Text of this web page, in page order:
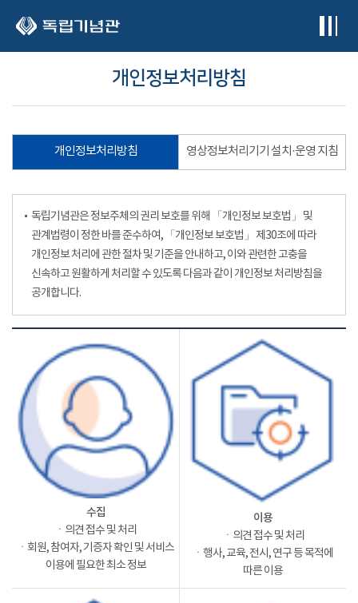
개인정보처리방침
개인정보처리방침 영상정보처리기기 설치·운영 지침
독립기념관은 정보주체의 권리 보호를 위해 「개인정보 보호법」 및
관계법령이 정한 바를 준수하여, 「개인정보 보호법」 제30조에 따라
개인정보 처리에 관한 절차 및 기준을 안내하고, 이와 관련한 고충을
신속하고 원활하게 처리할 수 있도록 다음과 같이 개인정보 처리방침을
공개합니다.
수집
ㆍ의견 접수 및 처리
ㆍ회원, 참여자, 기증자 확인 및 서비스
이용에 필요한 최소 정보
이용
ㆍ의견 접수 및 처리
ㆍ행사, 교육, 전시, 연구 등 목적에
따른 이용